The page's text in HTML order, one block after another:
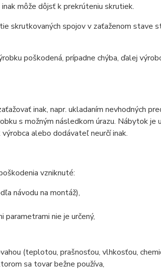
môže dôjsť k prekrúteniu skrutiek.
skrutkovaných spojov v zaťaženom stave
poškodená, prípadne chýba, ďalej
inak, napr. ukladaním nevhodných
s možným následkom úrazu. Nábytok je
alebo dodávateľ neurčí inak.
vzniknuté:
návodu na montáž),
parametrami nie je určený,
(teplotou, prašnosťou, vlhkosťou,
sa tovar bežne používa,